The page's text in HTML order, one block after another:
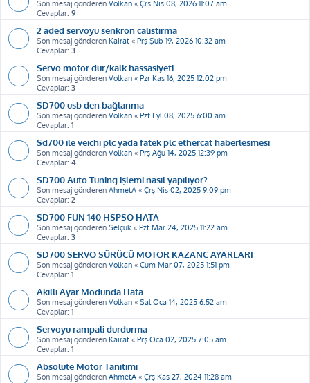
Son mesaj gönderen Volkan « Çrş Nis 08, 2026 11:07 am
Cevaplar: 9
2 aded servoyu senkron çalıştırma
Son mesaj gönderen Kairat « Prş Şub 19, 2026 10:32 am
Cevaplar: 3
Servo motor dur/kalk hassasiyeti
Son mesaj gönderen Volkan « Pzr Kas 16, 2025 12:02 pm
Cevaplar: 3
SD700 usb den bağlanma
Son mesaj gönderen Volkan « Pzt Eyl 08, 2025 6:00 am
Cevaplar: 1
Sd700 ile veichi plc yada fatek plc ethercat haberleşmesi
Son mesaj gönderen Volkan « Prş Ağu 14, 2025 12:39 pm
Cevaplar: 4
SD700 Auto Tuning işlemi nasıl yapılıyor?
Son mesaj gönderen AhmetA « Çrş Nis 02, 2025 9:09 pm
Cevaplar: 2
SD700 FUN 140 HSPSO HATA
Son mesaj gönderen Selçuk « Pzt Mar 24, 2025 11:22 am
Cevaplar: 3
SD700 SERVO SÜRÜCÜ MOTOR KAZANÇ AYARLARI
Son mesaj gönderen Volkan « Cum Mar 07, 2025 1:51 pm
Cevaplar: 1
Akıllı Ayar Modunda Hata
Son mesaj gönderen Volkan « Sal Oca 14, 2025 6:52 am
Cevaplar: 1
Servoyu rampali durdurma
Son mesaj gönderen Kairat « Prş Oca 02, 2025 7:05 am
Cevaplar: 1
Absolute Motor Tanıtımı
Son mesaj gönderen AhmetA « Çrş Kas 27, 2024 11:28 am